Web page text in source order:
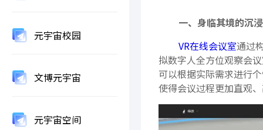
元宇宙校园
文博元宇宙
元宇宙空间
一、身临其境的沉
VR在线会议室通过
拟数字人全方位观察会
可以根据实际需求进行
使得会议过程更加直观